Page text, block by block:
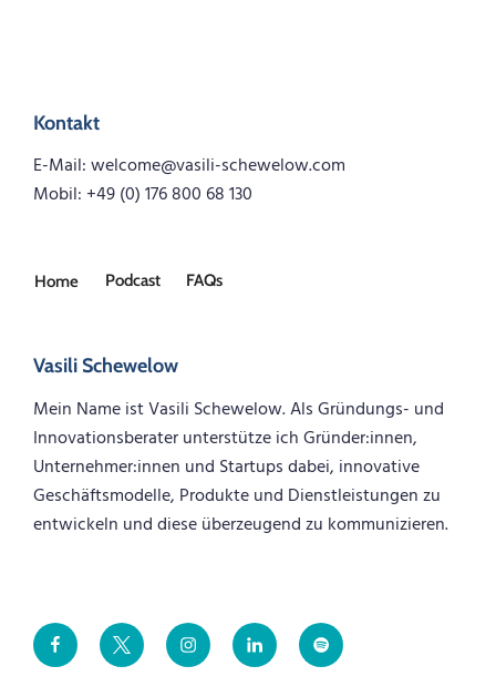
Kontakt
E-Mail: welcome@vasili-schewelow.com
Mobil: +49 (0) 176 800 68 130
Home Podcast FAQs
Vasili Schewelow
Mein Name ist Vasili Schewelow. Als Gründungs- und
Innovationsberater unterstütze ich Gründer:innen,
Unternehmer:innen und Startups dabei, innovative
Geschäftsmodelle, Produkte und Dienstleistungen zu
entwickeln und diese überzeugend zu kommunizieren.
FacebookTwitter InstagramLinkedIn Spotify